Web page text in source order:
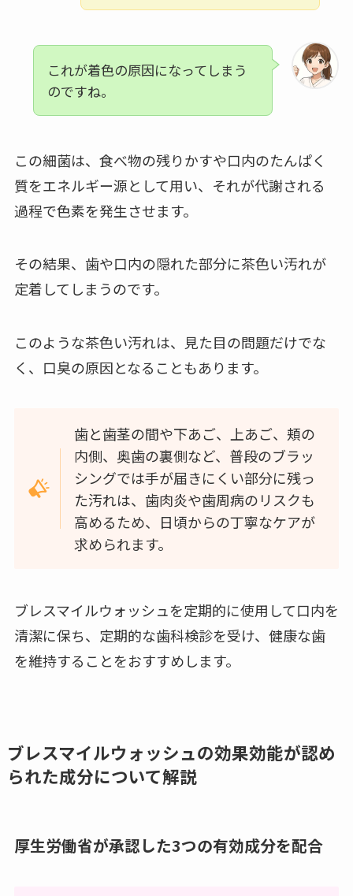
これが着色の原因になってしまう
のですね。
この細菌は、食べ物の残りかすや口内のたんぱく
質をエネルギー源として用い、それが代謝される
過程で色素を発生させます。
その結果、歯や口内の隠れた部分に茶色い汚れが
定着してしまうのです。
このような茶色い汚れは、見た目の問題だけでな
く、口臭の原因となることもあります。
歯と歯茎の間や下あご、上あご、頬の
内側、奥歯の裏側など、普段のブラッ
シングでは手が届きにくい部分に残っ
た汚れは、歯肉炎や歯周病のリスクも
高めるため、日頃からの丁寧なケアが
求められます。
ブレスマイルウォッシュを定期的に使用して口内を
清潔に保ち、定期的な歯科検診を受け、健康な歯
を維持することをおすすめします。
ブレスマイルウォッシュの効果効能が認め
られた成分について解説
厚生労働省が承認した3つの有効成分を配合